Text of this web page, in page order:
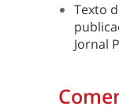
Texto
Jornal